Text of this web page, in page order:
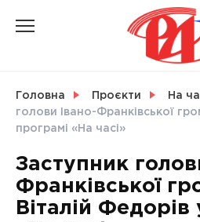
СВІТ
УКРАЇНА
Головна Проєкти На
голови Івано-Франківської
програмі «На часі»
Заступник
Франківської
Віталій Федорів